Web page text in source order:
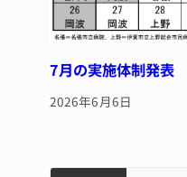
7月の実施体制発表
2026年6月6日